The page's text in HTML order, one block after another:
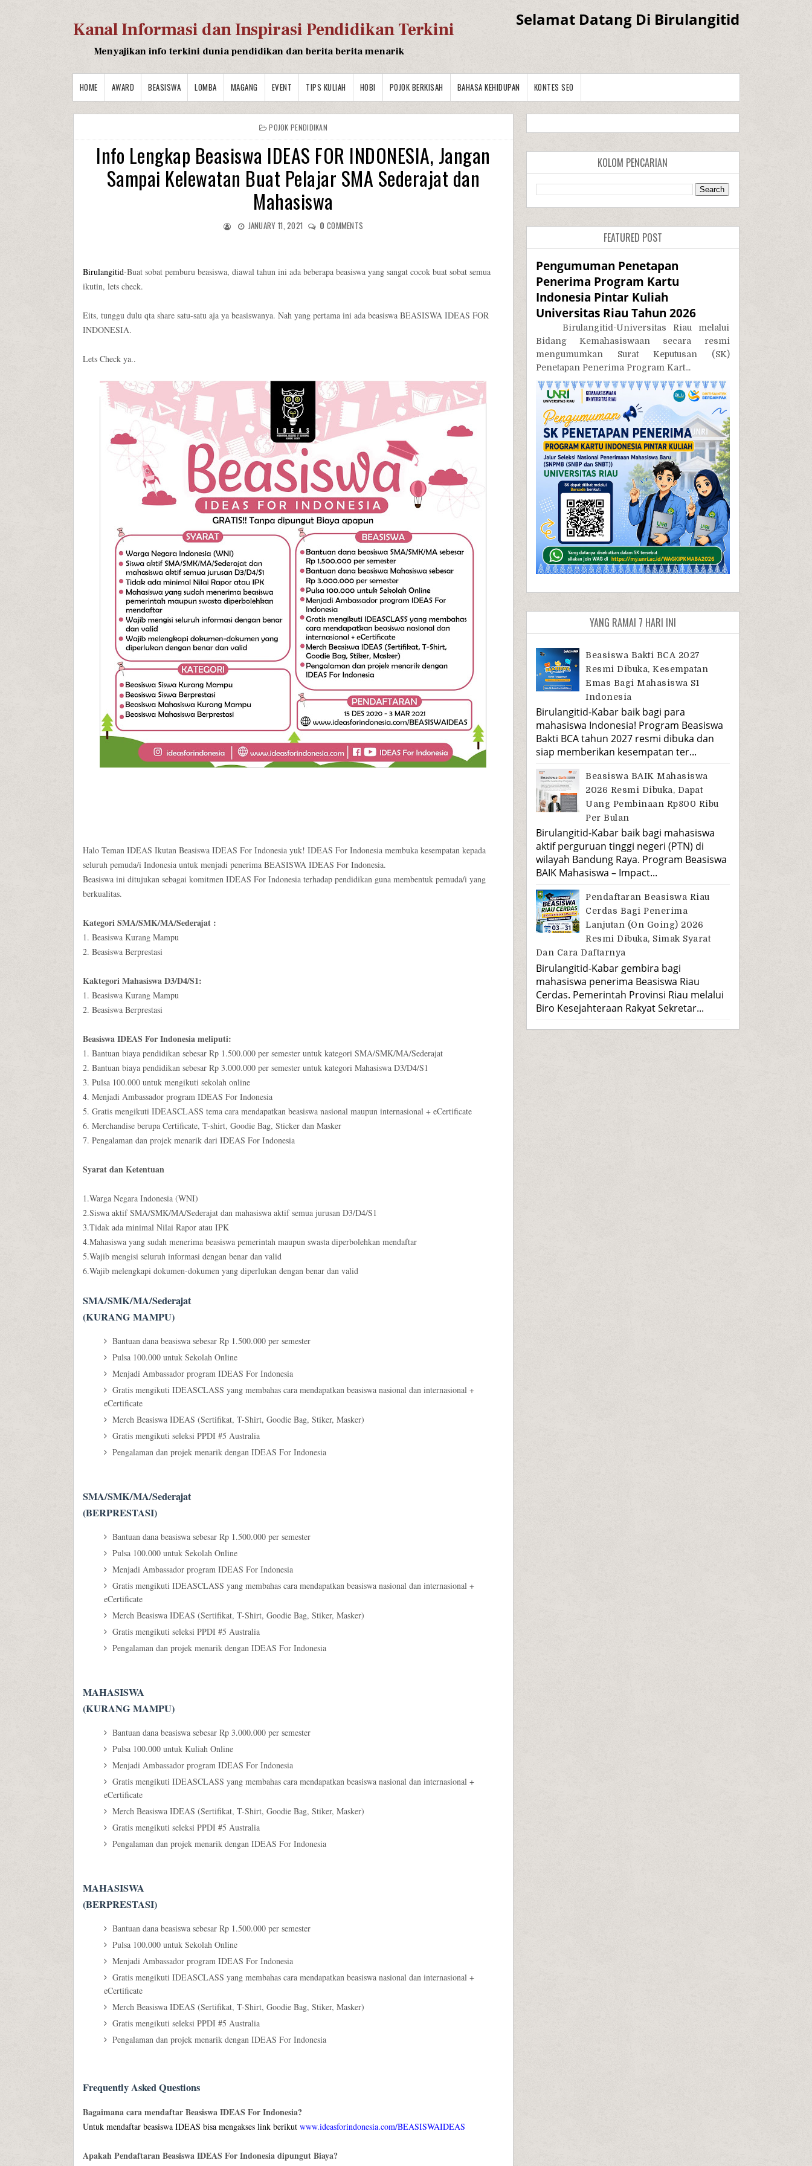
Kanal Informasi dan Inspirasi Pendidikan Terkini
Menyajikan info terkini dunia pendidikan dan berita berita menarik
Selamat Datang Di Birulangitid
HOME AWARD BEASISWA LOMBA MAGANG EVENT TIPS KULIAH HOBI POJOK BERKISAH BAHASA KEHIDUPAN KONTES SEO
POJOK PENDIDIKAN
Info Lengkap Beasiswa IDEAS FOR INDONESIA, Jangan
Sampai Kelewatan Buat Pelajar SMA Sederajat dan
Mahasiswa
JANUARY 11, 2021 0 COMMENTS
Birulangitid-Buat sobat pemburu beasiswa, diawal tahun ini ada beberapa beasiswa yang sangat cocok buat sobat semua
ikutin, lets check.
Eits, tunggu dulu qta share satu-satu aja ya beasiswanya. Nah yang pertama ini ada beasiswa BEASISWA IDEAS FOR
INDONESIA.
Lets Check ya..
Halo Teman IDEAS Ikutan Beasiswa IDEAS For Indonesia yuk! IDEAS For Indonesia membuka kesempatan kepada
seluruh pemuda/i Indonesia untuk menjadi penerima BEASISWA IDEAS For Indonesia.
Beasiswa ini ditujukan sebagai komitmen IDEAS For Indonesia terhadap pendidikan guna membentuk pemuda/i yang
berkualitas.
Kategori SMA/SMK/MA/Sederajat :
1. Beasiswa Kurang Mampu
2. Beasiswa Berprestasi
Kaktegori Mahasiswa D3/D4/S1:
1. Beasiswa Kurang Mampu
2. Beasiswa Berprestasi
Beasiswa IDEAS For Indonesia meliputi:
1. Bantuan biaya pendidikan sebesar Rp 1.500.000 per semester untuk kategori SMA/SMK/MA/Sederajat
2. Bantuan biaya pendidikan sebesar Rp 3.000.000 per semester untuk kategori Mahasiswa D3/D4/S1
3. Pulsa 100.000 untuk mengikuti sekolah online
4. Menjadi Ambassador program IDEAS For Indonesia
5. Gratis mengikuti IDEASCLASS tema cara mendapatkan beasiswa nasional maupun internasional + eCertificate
6. Merchandise berupa Certificate, T-shirt, Goodie Bag, Sticker dan Masker
7. Pengalaman dan projek menarik dari IDEAS For Indonesia
Syarat dan Ketentuan
1.Warga Negara Indonesia (WNI)
2.Siswa aktif SMA/SMK/MA/Sederajat dan mahasiswa aktif semua jurusan D3/D4/S1
3.Tidak ada minimal Nilai Rapor atau IPK
4.Mahasiswa yang sudah menerima beasiswa pemerintah maupun swasta diperbolehkan mendaftar
5.Wajib mengisi seluruh informasi dengan benar dan valid
6.Wajib melengkapi dokumen-dokumen yang diperlukan dengan benar dan valid
SMA/SMK/MA/Sederajat
(KURANG MAMPU)
Bantuan dana beasiswa sebesar Rp 1.500.000 per semester
Pulsa 100.000 untuk Sekolah Online
Menjadi Ambassador program IDEAS For Indonesia
Gratis mengikuti IDEASCLASS yang membahas cara mendapatkan beasiswa nasional dan internasional +
eCertificate
Merch Beasiswa IDEAS (Sertifikat, T-Shirt, Goodie Bag, Stiker, Masker)
Gratis mengikuti seleksi PPDI #5 Australia
Pengalaman dan projek menarik dengan IDEAS For Indonesia
SMA/SMK/MA/Sederajat
(BERPRESTASI)
Bantuan dana beasiswa sebesar Rp 1.500.000 per semester
Pulsa 100.000 untuk Sekolah Online
Menjadi Ambassador program IDEAS For Indonesia
Gratis mengikuti IDEASCLASS yang membahas cara mendapatkan beasiswa nasional dan internasional +
eCertificate
Merch Beasiswa IDEAS (Sertifikat, T-Shirt, Goodie Bag, Stiker, Masker)
Gratis mengikuti seleksi PPDI #5 Australia
Pengalaman dan projek menarik dengan IDEAS For Indonesia
MAHASISWA
(KURANG MAMPU)
Bantuan dana beasiswa sebesar Rp 3.000.000 per semester
Pulsa 100.000 untuk Kuliah Online
Menjadi Ambassador program IDEAS For Indonesia
Gratis mengikuti IDEASCLASS yang membahas cara mendapatkan beasiswa nasional dan internasional +
eCertificate
Merch Beasiswa IDEAS (Sertifikat, T-Shirt, Goodie Bag, Stiker, Masker)
Gratis mengikuti seleksi PPDI #5 Australia
Pengalaman dan projek menarik dengan IDEAS For Indonesia
MAHASISWA
(BERPRESTASI)
Bantuan dana beasiswa sebesar Rp 1.500.000 per semester
Pulsa 100.000 untuk Sekolah Online
Menjadi Ambassador program IDEAS For Indonesia
Gratis mengikuti IDEASCLASS yang membahas cara mendapatkan beasiswa nasional dan internasional +
eCertificate
Merch Beasiswa IDEAS (Sertifikat, T-Shirt, Goodie Bag, Stiker, Masker)
Gratis mengikuti seleksi PPDI #5 Australia
Pengalaman dan projek menarik dengan IDEAS For Indonesia
Frequently Asked Questions
Bagaimana cara mendaftar Beasiswa IDEAS For Indonesia?
Untuk mendaftar beasiswa IDEAS bisa mengakses link berikut www.ideasforindonesia.com/BEASISWAIDEAS
Apakah Pendaftaran Beasiswa IDEAS For Indonesia dipungut Biaya?
KOLOM PENCARIAN
FEATURED POST
Pengumuman Penetapan
Penerima Program Kartu
Indonesia Pintar Kuliah
Universitas Riau Tahun 2026
Birulangitid-Universitas Riau melalui
Bidang Kemahasiswaan secara resmi
mengumumkan Surat Keputusan (SK)
Penetapan Penerima Program Kart...
YANG RAMAI 7 HARI INI
Beasiswa Bakti BCA 2027
Resmi Dibuka, Kesempatan
Emas Bagi Mahasiswa S1
Indonesia
Birulangitid-Kabar baik bagi para
mahasiswa Indonesia! Program Beasiswa
Bakti BCA tahun 2027 resmi dibuka dan
siap memberikan kesempatan ter...
Beasiswa BAIK Mahasiswa
2026 Resmi Dibuka, Dapat
Uang Pembinaan Rp800 Ribu
Per Bulan
Birulangitid-Kabar baik bagi mahasiswa
aktif perguruan tinggi negeri (PTN) di
wilayah Bandung Raya. Program Beasiswa
BAIK Mahasiswa – Impact...
Pendaftaran Beasiswa Riau
Cerdas Bagi Penerima
Lanjutan (On Going) 2026
Resmi Dibuka, Simak Syarat
Dan Cara Daftarnya
Birulangitid-Kabar gembira bagi
mahasiswa penerima Beasiswa Riau
Cerdas. Pemerintah Provinsi Riau melalui
Biro Kesejahteraan Rakyat Sekretar...